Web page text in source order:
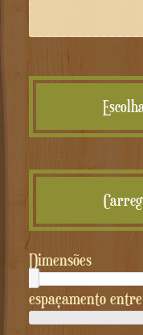
Dimensões
espaçamento